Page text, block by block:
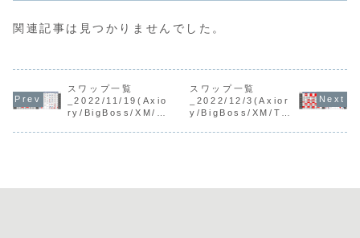
関連記事は見つかりませんでした。
スワップ一覧
_2022/11/19(Axio
ry/BigBoss/XM/Ti
スワップ一覧
_2022/12/3(Axior
y/BigBoss/XM/Tit